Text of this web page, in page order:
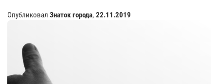
Опубликовал Знаток города, 22.11.2019